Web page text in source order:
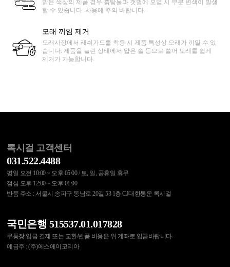
밝은 색상의 제품 경우 흙탕물과 갯벌에 오염 시 부분 변색이 발생
할 수 있습니다. 사용에 주의 바랍니다.
모래 끼임 제거
모래사장에서 래쉬가드를 착용 시 제품 특성상 모래가 끼일 수 있
습니다. 제품을 늘린 상태에서 얇은 솔 등으로 쓸어 모래를 쉽게
제거가 가능합니다.
록시걸 고객센터
031.522.4488
평일 오전 10:00 ~ 오후 05:00 / 토, 일, 공휴일 휴무
점심 오후 12:00 ~ 오후 01:00
반품 주소 : 서울시 송파구 동남로 20길 53 1층 CJ대한통운 록시걸
국민은행 515537.01.017828
무통장 입금 결제 또는 교환/반품 비용은 위 계좌로 입금바랍니다.
예금주 : (주)에스에이코리아